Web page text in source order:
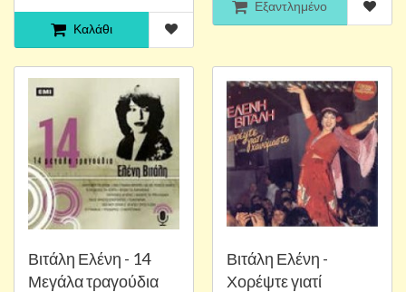
Καλάθι
Εξαντλημένο
Βιτάλη Ελένη - 14
Μεγάλα τραγούδια
Βιτάλη Ελένη -
Χορέψτε γιατί